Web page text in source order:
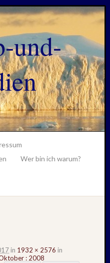
und-
Wer bin ich warum?
in 1932 × 2576 in
: 2008